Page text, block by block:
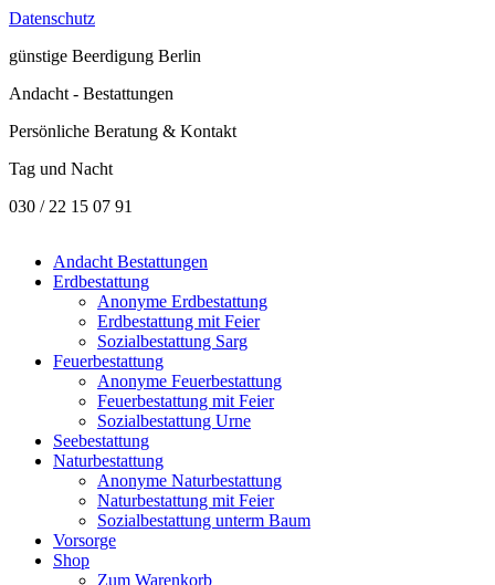
Datenschutz
günstige Beerdigung Berlin
Andacht - Bestattungen
Persönliche Beratung & Kontakt
Tag und Nacht
030 / 22 15 07 91
Andacht Bestattungen
Erdbestattung
Anonyme Erdbestattung
Erdbestattung mit Feier
Sozialbestattung Sarg
Feuerbestattung
Anonyme Feuerbestattung
Feuerbestattung mit Feier
Sozialbestattung Urne
Seebestattung
Naturbestattung
Anonyme Naturbestattung
Naturbestattung mit Feier
Sozialbestattung unterm Baum
Vorsorge
Shop
Zum Warenkorb